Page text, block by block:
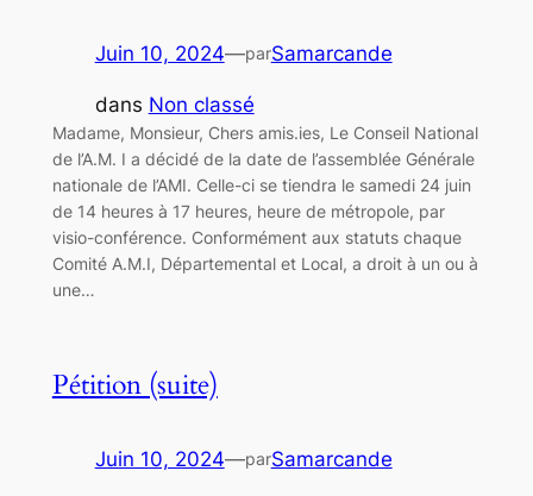
Juin 10, 2024—parSamarcande
dans Non classé
Madame, Monsieur, Chers amis.ies, Le Conseil National
de l’A.M. I a décidé de la date de l’assemblée Générale
nationale de l’AMI. Celle-ci se tiendra le samedi 24 juin
de 14 heures à 17 heures, heure de métropole, par
visio-conférence. Conformément aux statuts chaque
Comité A.M.I, Départemental et Local, a droit à un ou à
une…
Pétition (suite)
Juin 10, 2024—parSamarcande